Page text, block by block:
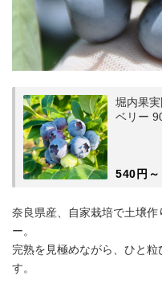
堀内果
ベリー
540円～
奈良県産、自家栽培で土壌
ー。
完熟を見極めながら、ひと
す。